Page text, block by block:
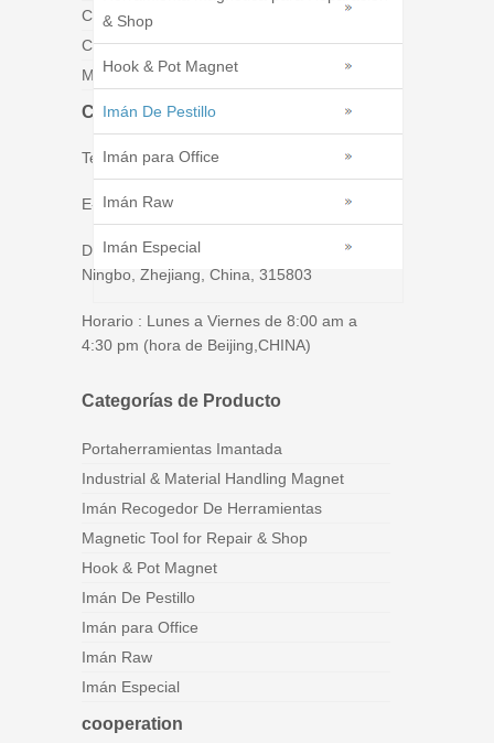
& Shop
Hook & Pot Magnet
Imán De Pestillo
Imán para Office
Imán Raw
Imán Especial
Catálogos
Contáctenos
Mapa del sitio
Contáctenos
Tel : 86 - 574 - 86226269
E-mail : tim@ningbomagnetics.com
Dirección：No.139, Jinji Road, Xiaogang,
Ningbo, Zhejiang, China, 315803
Horario : Lunes a Viernes de 8:00 am a
4:30 pm (hora de Beijing,CHINA)
Categorías de Producto
Portaherramientas Imantada
Industrial & Material Handling Magnet
Imán Recogedor De Herramientas
Magnetic Tool for Repair & Shop
Hook & Pot Magnet
Imán De Pestillo
Imán para Office
Imán Raw
Imán Especial
cooperation